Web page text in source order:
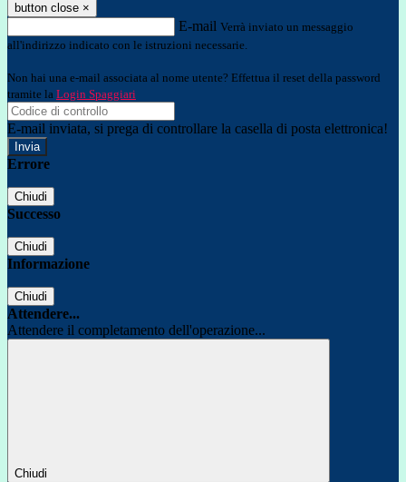
button close ×
E-mail Verrà inviato un messaggio
all'indirizzo indicato con le istruzioni necessarie.
Non hai una e-mail associata al nome utente? Effettua il reset della password
tramite la Login Spaggiari
E-mail inviata, si prega di controllare la casella di posta elettronica!
Errore
Chiudi
Successo
Chiudi
Informazione
Chiudi
Attendere...
Attendere il completamento dell'operazione...
Chiudi